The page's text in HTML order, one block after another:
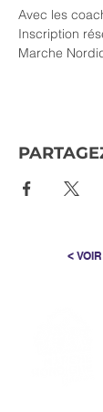
Avec les
Inscription
Marche
<